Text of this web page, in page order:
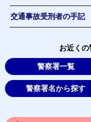
交通事故受刑者の手記
お近く
警察署一覧
警察署名から探す